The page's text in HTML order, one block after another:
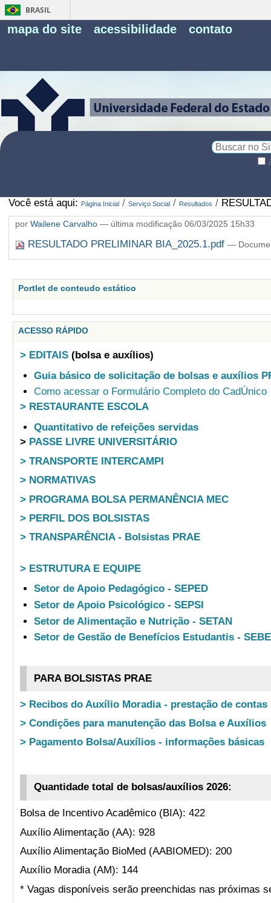
BRASIL
mapa do site acessibilidade contato
Você está aqui: Página Inicial / Serviço Social / Resultados /
por Wailene Carvalho— última modificação06/03/2025 15h33
RESULTADO PRELIMINAR BIA_2025.1.pdf —
Portlet de conteudo estático
ACESSO RÁPIDO
> EDITAIS (bolsa e auxílios)
Guia básico de solicitação de bolsas e auxílios
Como acessar o Formulário Completo do CadÚnico
> RESTAURANTE ESCOLA
Quantitativo de refeições servidas
> PASSE LIVRE UNIVERSITÁRIO
> TRANSPORTE INTERCAMPI
> NORMATIVAS
> PROGRAMA BOLSA PERMANÊNCIA MEC
> PERFIL DOS BOLSISTAS
> TRANSPARÊNCIA - Bolsistas PRAE
> ESTRUTURA E EQUIPE
Setor de Apoio Pedagógico - SEPED
Setor de Apoio Psicológico - SEPSI
Setor de Alimentação e Nutrição - SETAN
Setor de Gestão de Benefícios Estudantis -
PARA BOLSISTAS PRAE
> Recibos do Auxílio Moradia - prestação de contas
> Condições para manutenção das Bolsa e Auxílios
> Pagamento Bolsa/Auxílios - informações básicas
Quantidade total de bolsas/auxílios 2026:
Bolsa de Incentivo Acadêmico (BIA): 422
Auxílio Alimentação (AA): 928
Auxílio Alimentação BioMed (AABIOMED): 200
Auxílio Moradia (AM): 144
* Vagas disponíveis serão preenchidas nas próximas